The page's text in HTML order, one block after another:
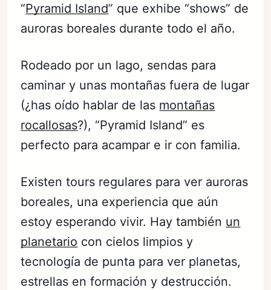
“Pyramid Island” que exhibe “shows” de
auroras boreales durante todo el año.
Rodeado por un lago, sendas para
caminar y unas montañas fuera de lugar
(¿has oído hablar de las montañas
rocallosas?), “Pyramid Island” es
perfecto para acampar e ir con familia.
Existen tours regulares para ver auroras
boreales, una experiencia que aún
estoy esperando vivir. Hay también un
planetario con cielos limpios y
tecnología de punta para ver planetas,
estrellas en formación y destrucción.